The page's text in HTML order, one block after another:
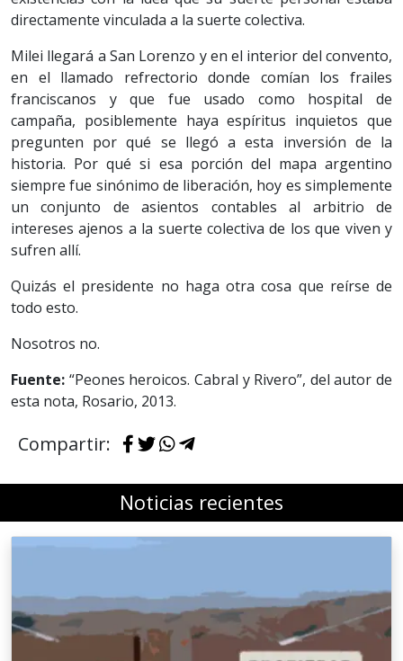
directamente vinculada a la suerte colectiva.
Milei llegará a San Lorenzo y en el interior del convento,
en el llamado refrectorio donde comían los frailes
franciscanos y que fue usado como hospital de
campaña, posiblemente haya espíritus inquietos que
pregunten por qué se llegó a esta inversión de la
historia. Por qué si esa porción del mapa argentino
siempre fue sinónimo de liberación, hoy es simplemente
un conjunto de asientos contables al arbitrio de
intereses ajenos a la suerte colectiva de los que viven y
sufren allí.
Quizás el presidente no haga otra cosa que reírse de
todo esto.
Nosotros no.
Fuente: “Peones heroicos. Cabral y Rivero”, del autor de
esta nota, Rosario, 2013.
Compartir:
Noticias recientes